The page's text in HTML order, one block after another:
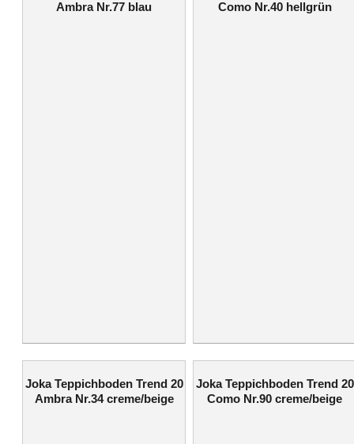
Ambra Nr.77 blau
Como Nr.40 hellgrün
Joka Teppichboden Trend 20
Ambra Nr.34 creme/beige
Joka Teppichboden Trend 20
Como Nr.90 creme/beige